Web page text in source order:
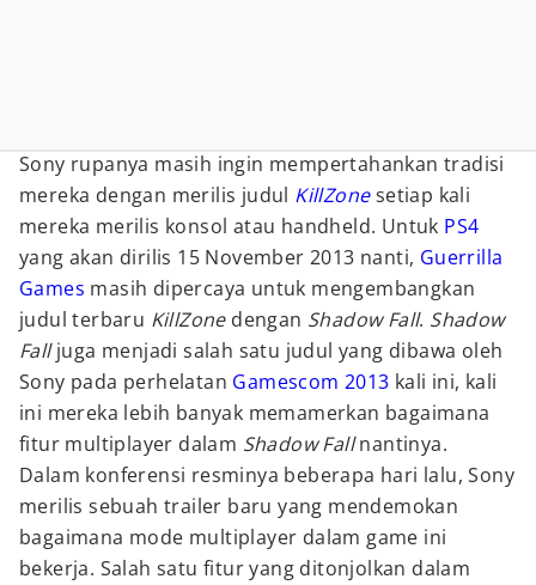
Sony rupanya masih ingin mempertahankan tradisi
mereka dengan merilis judul KillZonesetiap kali
mereka merilis konsol atau handheld. Untuk PS4
yang akan dirilis 15 November 2013 nanti, Guerrilla
Games masih dipercaya untuk mengembangkan
judul terbaru KillZonedengan Shadow Fall. Shadow
Falljuga menjadi salah satu judul yang dibawa oleh
Sony pada perhelatan Gamescom 2013 kali ini, kali
ini mereka lebih banyak memamerkan bagaimana
fitur multiplayer dalam Shadow Fallnantinya.
Dalam konferensi resminya beberapa hari lalu, Sony
merilis sebuah trailer baru yang mendemokan
bagaimana mode multiplayer dalam game ini
bekerja. Salah satu fitur yang ditonjolkan dalam